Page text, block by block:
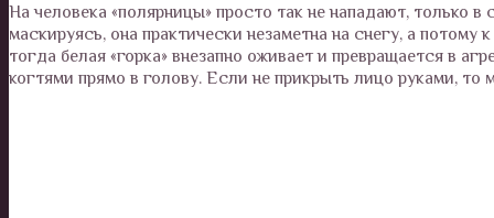
На человека «полярницы» просто так не нападают, только
маскируясь, она практически незаметна на снегу, а
тогда белая «горка» внезапно оживает и превращается в
когтями прямо в голову. Если не прикрыть лицо руками, то